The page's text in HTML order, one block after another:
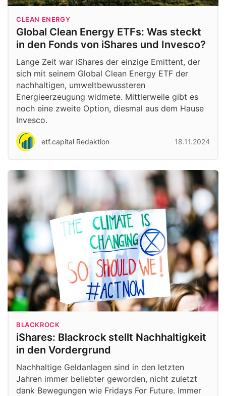
CLEAN ENERGY
Global Clean Energy ETFs: Was steckt
in den Fonds von iShares und Invesco?
Lange Zeit war iShares der einzige Emittent, der
sich mit seinem Global Clean Energy ETF der
nachhaltigen, umweltbewussteren
Energieerzeugung widmete. Mittlerweile gibt es
noch eine zweite Option, diesmal aus dem Hause
Invesco.
etf.capital Redaktion 18.11.2024
BLACKROCK
iShares: Blackrock stellt Nachhaltigkeit
in den Vordergrund
Nachhaltige Geldanlagen sind in den letzten
Jahren immer beliebter geworden, nicht zuletzt
dank Bewegungen wie Fridays For Future. Immer